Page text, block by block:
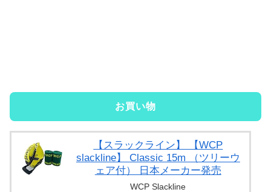
お買い物
【スラックライン】 【WCP
slackline】 Classic 15m （ツリーウ
ェア付） 日本メーカー発売
WCP Slackline